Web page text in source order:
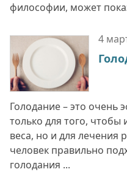
философии, может
4
Голодание – это очень
только для того, чтобы
веса, но и для лечения
человек правильно
голодания ...